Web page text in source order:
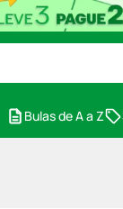
Bulas de A a Z